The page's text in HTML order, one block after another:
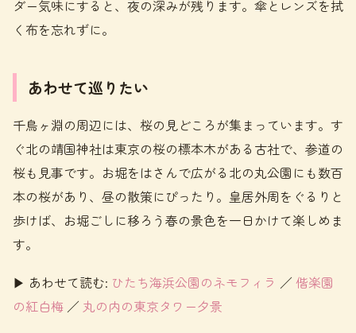
ダー気味にすると、夜の深みが残ります。傘とレンズを拭
く布を忘れずに。
あわせて巡りたい
千鳥ヶ淵の周辺には、桜の見どころが集まっています。す
ぐ北の靖国神社は東京の桜の標本木がある古社で、参道の
桜も見事です。お堀をはさんで広がる北の丸公園にも数百
本の桜があり、昼の散策にぴったり。皇居外周をぐるりと
歩けば、お堀ごしに移ろう春の景色を一日かけて楽しめま
す。
▶ あわせて読む: ひたち海浜公園のネモフィラ ／ 偕楽園
の紅白梅 ／ 丸の内の東京タワー夕景